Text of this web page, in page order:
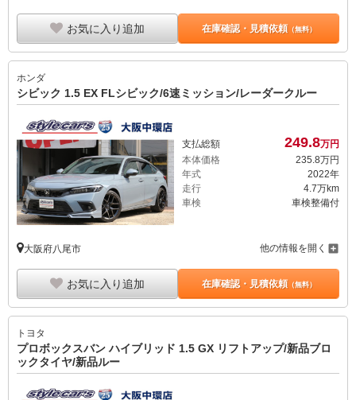
お気に入り追加 在庫確認・見積依頼（無料）
ホンダ
シビック 1.5 EX FLシビック/6速ミッション/レーダークルー
支払総額 249.8万円
本体価格
235.8万円
年式
2022年
走行
4.7万km
車検
車検整備付
大阪府八尾市 他の情報を開く
お気に入り追加 在庫確認・見積依頼（無料）
トヨタ
プロボックスバン ハイブリッド 1.5 GX リフトアップ/新品ブロ
ックタイヤ/新品ルー